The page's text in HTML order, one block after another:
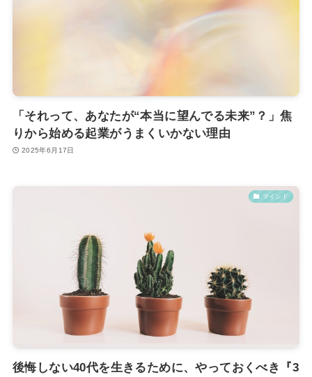
「それって、あなたが“本当に望んでる未来”？」焦
りから始める起業がうまくいかない理由
2025年6月17日
マインド
後悔しない40代を生きるために、やっておくべき『3